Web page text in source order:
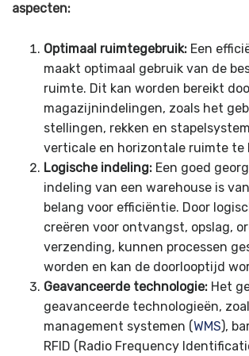
aspecten:
Optimaal ruimtegebruik: Een
maakt optimaal gebruik van de
ruimte. Dit kan worden bereikt
magazijnindelingen, zoals het
stellingen, rekken en
verticale en horizontale ruimte te
Logische indeling: Een goed
indeling van een warehouse is
belang voor efficiëntie. Door
creëren voor ontvangst, opslag,
verzending, kunnen processen
worden en kan de doorlooptijd
Geavanceerde technologie: Het
geavanceerde technologieën,
management systemen (WMS),
RFID (Radio Frequency